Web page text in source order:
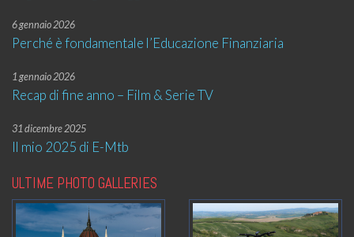
6 gennaio 2026
Perché è fondamentale l’Educazione Finanziaria
1 gennaio 2026
Recap di fine anno – Film & Serie TV
31 dicembre 2025
Il mio 2025 di E-Mtb
ULTIME PHOTO GALLERIES